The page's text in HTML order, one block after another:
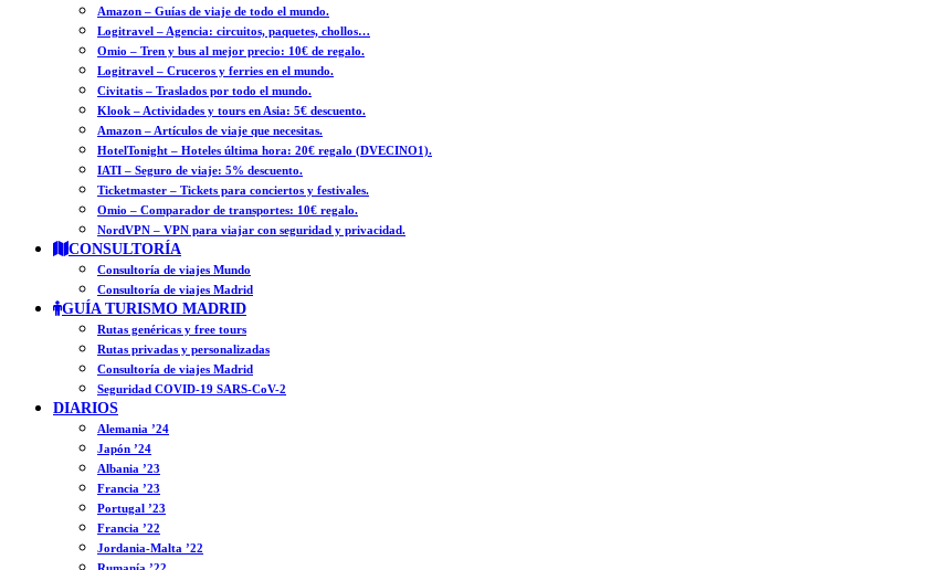
Amazon – Guías de viaje de todo el mundo.
Logitravel – Agencia: circuitos, paquetes, chollos…
Omio – Tren y bus al mejor precio: 10€ de regalo.
Logitravel – Cruceros y ferries en el mundo.
Civitatis – Traslados por todo el mundo.
Klook – Actividades y tours en Asia: 5€ descuento.
Amazon – Artículos de viaje que necesitas.
HotelTonight – Hoteles última hora: 20€ regalo (DVECINO1).
IATI – Seguro de viaje: 5% descuento.
Ticketmaster – Tickets para conciertos y festivales.
Omio – Comparador de transportes: 10€ regalo.
NordVPN – VPN para viajar con seguridad y privacidad.
CONSULTORÍA
Consultoría de viajes Mundo
Consultoría de viajes Madrid
GUÍA TURISMO MADRID
Rutas genéricas y free tours
Rutas privadas y personalizadas
Consultoría de viajes Madrid
Seguridad COVID-19 SARS-CoV-2
DIARIOS
Alemania ’24
Japón ’24
Albania ’23
Francia ’23
Portugal ’23
Francia ’22
Jordania-Malta ’22